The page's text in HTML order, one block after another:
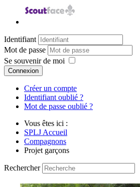
Identifiant
Mot de passe
Se souvenir de moi
Connexion
Créer un compte
Identifiant oublié ?
Mot de passe oublié ?
Vous êtes ici :
SPLJ Accueil
Compagnons
Projet garçons
Rechercher